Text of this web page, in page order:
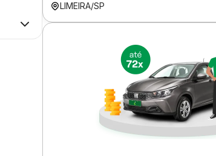
LIMEIRA/SP